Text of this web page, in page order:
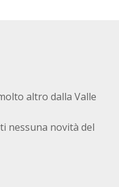
altro dalla Valle
nessuna novità del